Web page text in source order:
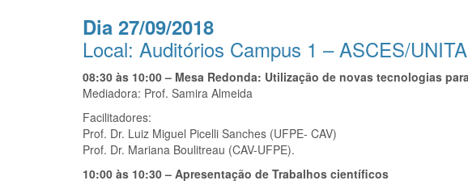
Dia 27/09/2018
Local: Auditórios Campus 1 – ASCES/UNITA
08:30 às 10:00 – Mesa Redonda: Utilização de novas tecnologias
Mediadora: Prof. Samira Almeida
Facilitadores:
Prof. Dr. Luiz Miguel Picelli Sanches (UFPE- CAV)
Prof. Dr. Mariana Boulitreau (CAV-UFPE).
10:00 às 10:30 – Apresentação de Trabalhos científicos